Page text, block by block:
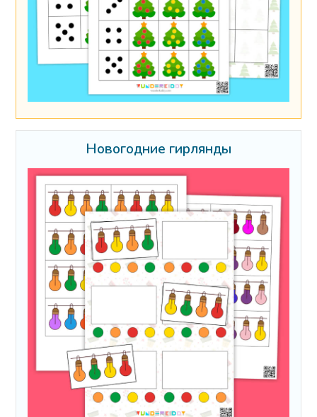
Новогодние гирлянды